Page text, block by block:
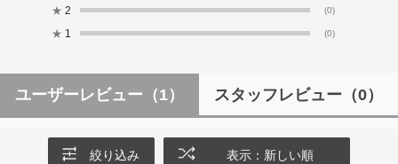
★ 2 (0)
★ 1 (0)
ユーザーレビュー （1） スタッフレビュー （0）
絞り込み 表示：新しい順